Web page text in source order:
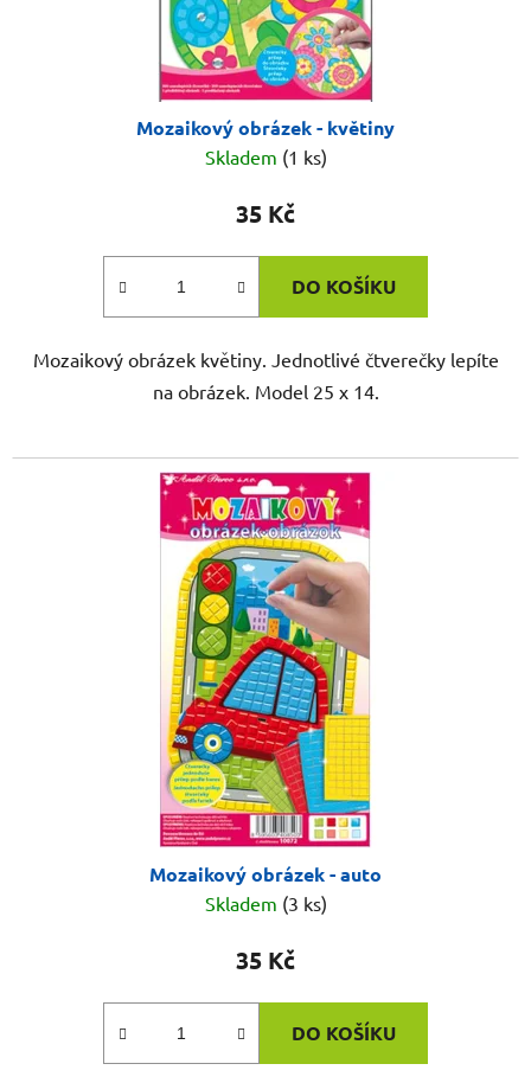
Mozaikový obrázek - květiny
Skladem (1 ks)
35 Kč
DO KOŠÍKU
Mozaikový obrázek květiny. Jednotlivé čtverečky lepíte
na obrázek. Model 25 x 14.
Mozaikový obrázek - auto
Skladem (3 ks)
35 Kč
DO KOŠÍKU